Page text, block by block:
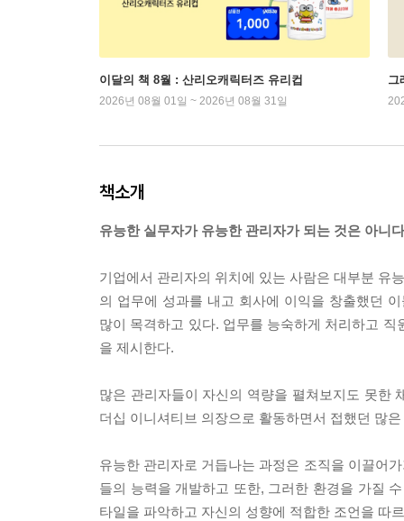
이달의 책 8월 : 산리오캐릭터즈 유리컵
2026년 08월 01일 ~ 2026년 08월 31일
그
책소개
유능한 실무자가 유능한 관리자가 되는 것은 아니
기업에서 관리자의 위치에 있는 사람은 대부분 유
의 업무에 성과를 내고 회사에 이익을 창출했던
많이 목격하고 있다. 업무를 능숙하게 처리하고
을 제시한다.
많은 관리자들이 자신의 역량을 펼쳐보지도 못한
더십 이니셔티브 의장으로 활동하면서 접했던 많
유능한 관리자로 거듭나는 과정은 조직을 이끌어
들의 능력을 개발하고 또한, 그러한 환경을 가질
타일을 파악하고 자신의 성향에 적합한 조언을 따